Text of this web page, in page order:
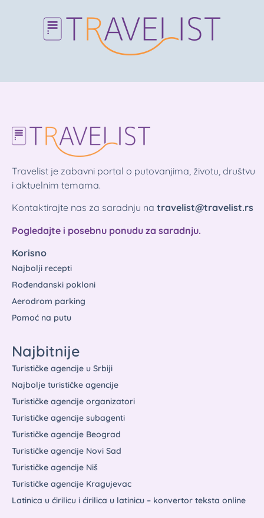
Travelist je zabavni portal o putovanjima, životu, društvu
i aktuelnim temama.
Kontaktirajte nas za saradnju na travelist@travelist.rs
Pogledajte i posebnu ponudu za saradnju.
Korisno
Najbolji recepti
Rođendanski pokloni
Aerodrom parking
Pomoć na putu
Najbitnije
Turističke agencije u Srbiji
Najbolje turističke agencije
Turističke agencije organizatori
Turističke agencije subagenti
Turističke agencije Beograd
Turističke agencije Novi Sad
Turističke agencije Niš
Turističke agencije Kragujevac
Latinica u ćirilicu i ćirilica u latinicu – konvertor teksta online